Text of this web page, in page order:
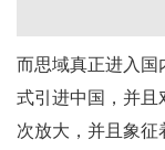
而思域真正进入
式引进中国，并
次放大，并且象征